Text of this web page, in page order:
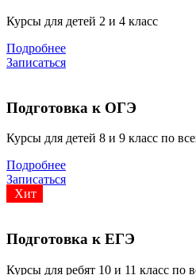
Курсы для детей 2 и 4 класс
Подробнее
Записаться
Подготовка к ОГЭ
Курсы для детей 8 и 9 класс по
Подробнее
Записаться
Хит
Подготовка к ЕГЭ
Курсы для ребят 10 и 11 класс по